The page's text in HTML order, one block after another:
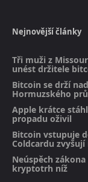
Nejnovější články
Tři muži z
unést držitele
Bitcoin se drží
Hormuzského
Apple krátce
propadu oživil
Bitcoin vstupuje
Coldcardu
Neúspěch
kryptotrh níž